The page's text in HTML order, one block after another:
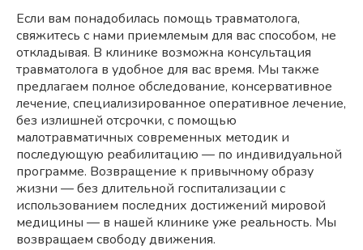
Если вам понадобилась помощь травматолога,
свяжитесь с нами приемлемым для вас способом, не
откладывая. В клинике возможна консультация
травматолога в удобное для вас время. Мы также
предлагаем полное обследование, консервативное
лечение, специализированное оперативное лечение,
без излишней отсрочки, с помощью
малотравматичных современных методик и
последующую реабилитацию — по индивидуальной
программе. Возвращение к привычному образу
жизни — без длительной госпитализации с
использованием последних достижений мировой
медицины — в нашей клинике уже реальность. Мы
возвращаем свободу движения.